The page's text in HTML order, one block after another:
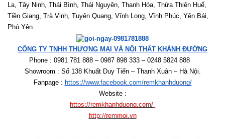
La, Tây Ninh, Thái Bình, Thái Nguyên, Thanh Hóa, Thừa Thiên Huế,
Tiền Giang, Trà Vinh, Tuyên Quang, Vĩnh Long, Vĩnh Phúc, Yên Bái,
Phú Yên.
CÔNG TY TNHH THƯƠNG MẠI VÀ NỘI THẤT KHÁNH ĐƯỜNG
Phone : 0981 781 888 – 0987 898 333 – 0248 5824 888
Showroom : Số 138 Khuất Duy Tiến – Thanh Xuân – Hà Nội.
Fanpage : https://www.facebook.com/remkhanhduong/
Website :
https://remkhanhduong.com/
http://remmoi.vn